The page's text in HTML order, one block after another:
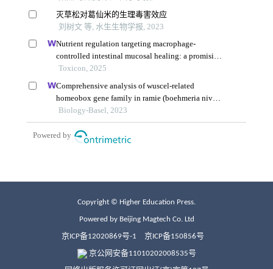
Copyright © Higher Education Press.
Powered by Beijing Magtech Co. Ltd
京ICP备12020869号-1 京ICP备150856号
京公网安备11010202008535号